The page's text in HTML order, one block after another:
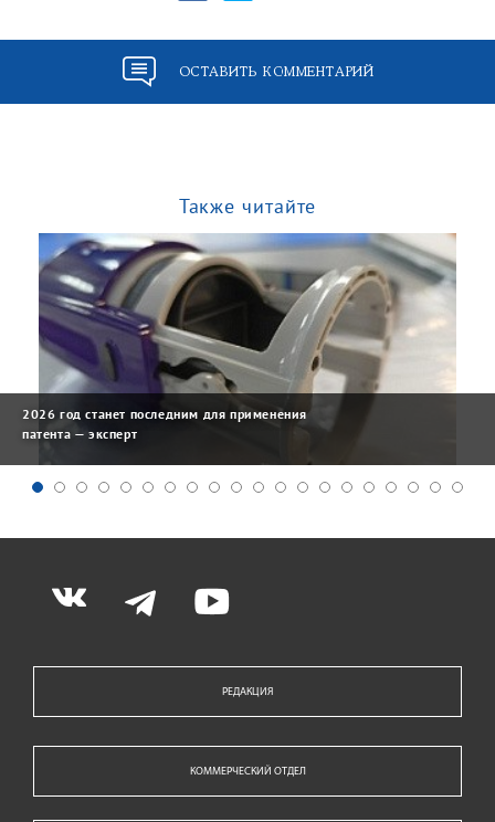
ОСТАВИТЬ КОММЕНТАРИЙ
Также читайте
2026 год станет последним для применения
патента — эксперт
РЕДАКЦИЯ
КОММЕРЧЕСКИЙ ОТДЕЛ